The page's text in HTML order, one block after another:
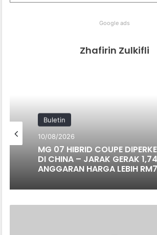
Google ads
Zhafirin Zulkifli
Buletin
10/08/2026
MG 07 HIBRID COUPE
DI CHINA – JARAK GERAK
ANGGARAN HARGA LEBIH